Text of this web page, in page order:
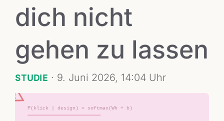
dich nicht
gehen zu lassen
STUDIE · 9. Juni 2026, 14:04 Uhr